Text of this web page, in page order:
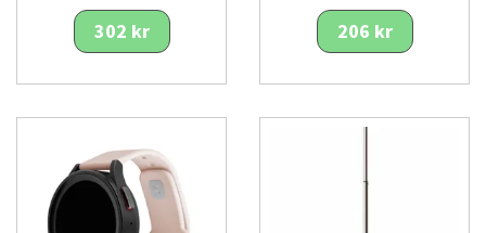
302 kr 206 kr